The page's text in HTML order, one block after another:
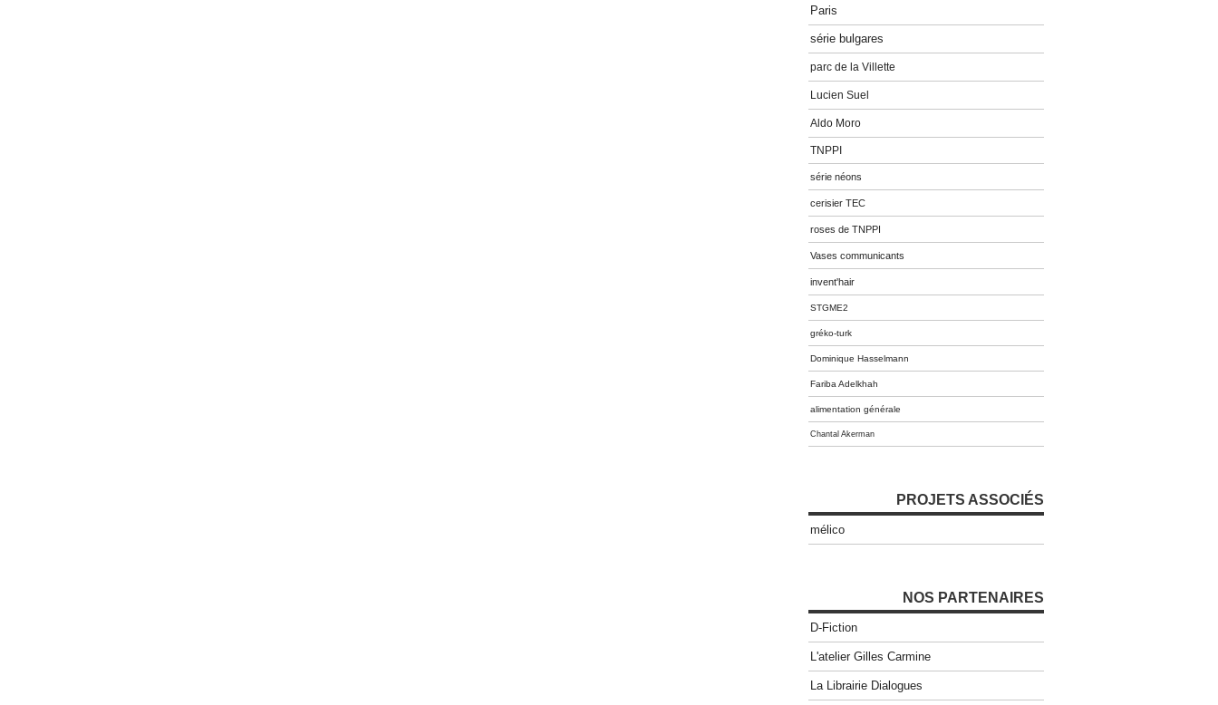
Paris
série bulgares
parc de la Villette
Lucien Suel
Aldo Moro
TNPPI
série néons
cerisier TEC
roses de TNPPI
Vases communicants
invent'hair
STGME2
gréko-turk
Dominique Hasselmann
Fariba Adelkhah
alimentation générale
Chantal Akerman
PROJETS ASSOCIÉS
mélico
NOS PARTENAIRES
D-Fiction
L'atelier Gilles Carmine
La Librairie Dialogues